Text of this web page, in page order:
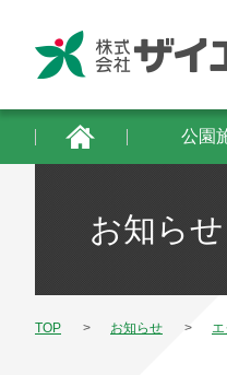
公園
お知らせ
TOP お知らせ エ